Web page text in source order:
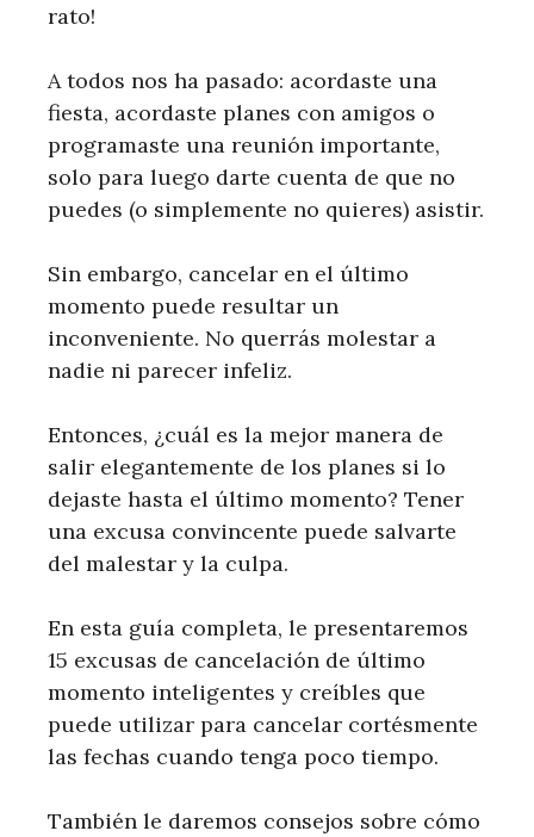
rato!
A todos nos ha pasado: acordaste una
fiesta, acordaste planes con amigos o
programaste una reunión importante,
solo para luego darte cuenta de que no
puedes (o simplemente no quieres) asistir.
Sin embargo, cancelar en el último
momento puede resultar un
inconveniente. No querrás molestar a
nadie ni parecer infeliz.
Entonces, ¿cuál es la mejor manera de
salir elegantemente de los planes si lo
dejaste hasta el último momento? Tener
una excusa convincente puede salvarte
del malestar y la culpa.
En esta guía completa, le presentaremos
15 excusas de cancelación de último
momento inteligentes y creíbles que
puede utilizar para cancelar cortésmente
las fechas cuando tenga poco tiempo.
También le daremos consejos sobre cómo